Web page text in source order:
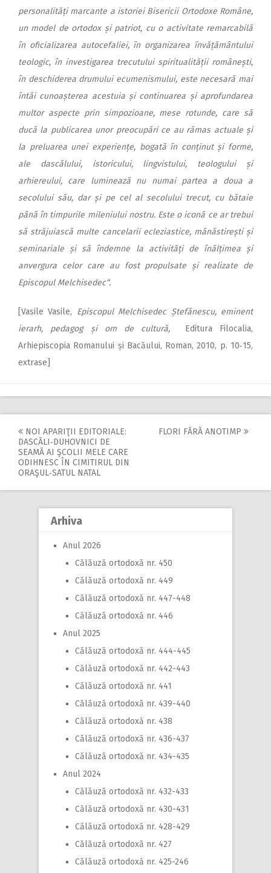
personalități marcante a istoriei Bisericii Ortodoxe Române,
un model de ortodox și patriot, cu o activitate remarcabilă
în oficializarea autocefaliei, în organizarea învățământului
teologic, în investigarea trecutului spiritualității românești,
în deschiderea drumului ecumenismului, este necesară mai
întâi cunoașterea acestuia și continuarea și aprofundarea
multor aspecte prin simpozioane, mese rotunde, care să
ducă la publicarea unor preocupări ce au rămas actuale și
la preluarea unei experiențe, bogată în conținut și forme,
ale dascălului, istoricului, lingvistului, teologului și
arhiereului, care luminează nu numai partea a doua a
secolului său, dar și pe cel al secolului trecut, cu bătaie
până în timpurile mileniului nostru. Este o iconă ce ar trebui
să străjuiască multe cancelarii ecleziastice, mănăstirești și
seminariale și să îndemne la activități de înălțimea și
anvergura celor care au fost propulsate și realizate de
Episcopul Melchisedec“.
[Vasile Vasile, Episcopul Melchisedec Ștefănescu, eminent
ierarh, pedagog și om de cultură,
Editura Filocalia,
Arhiepiscopia Romanului și Bacăului, Roman, 2010, p. 10‑15,
extrase]
Post
navigation
NOI APARIŢII EDITORIALE:
DASCĂLI‑DUHOVNICI DE
SEAMĂ AI ŞCOLII MELE CARE
ODIHNESC ÎN CIMITIRUL DIN
ORAŞUL‑SATUL NATAL
FLORI FĂRĂ ANOTIMP
Arhiva
Anul 2026
Călăuză ortodoxă nr. 450
Călăuză ortodoxă nr. 449
Călăuză ortodoxă nr. 447-448
Călăuză ortodoxă nr. 446
Anul 2025
Călăuză ortodoxă nr. 444-445
Călăuză ortodoxă nr. 442-443
Călăuză ortodoxă nr. 441
Călăuză ortodoxă nr. 439-440
Călăuză ortodoxă nr. 438
Călăuză ortodoxă nr. 436-437
Călăuză ortodoxă nr. 434-435
Anul 2024
Călăuză ortodoxă nr. 432-433
Călăuză ortodoxă nr. 430-431
Călăuză ortodoxă nr. 428-429
Călăuză ortodoxă nr. 427
Călăuză ortodoxă nr. 425-246